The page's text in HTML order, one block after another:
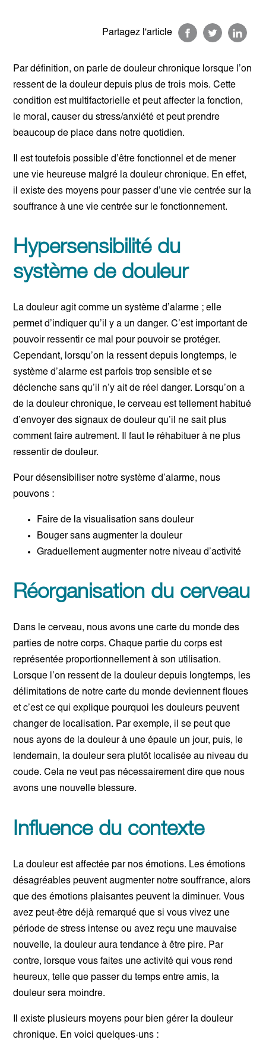
Partagez l'article
Par définition, on parle de douleur chronique lorsque l’on
ressent de la douleur depuis plus de trois mois. Cette
condition est multifactorielle et peut affecter la fonction,
le moral, causer du stress/anxiété et peut prendre
beaucoup de place dans notre quotidien.
Il est toutefois possible d’être fonctionnel et de mener
une vie heureuse malgré la douleur chronique. En effet,
il existe des moyens pour passer d’une vie centrée sur la
souffrance à une vie centrée sur le fonctionnement.
Hypersensibilité du
système de douleur
La douleur agit comme un système d’alarme ; elle
permet d’indiquer qu’il y a un danger. C’est important de
pouvoir ressentir ce mal pour pouvoir se protéger.
Cependant, lorsqu’on la ressent depuis longtemps, le
système d’alarme est parfois trop sensible et se
déclenche sans qu’il n’y ait de réel danger. Lorsqu’on a
de la douleur chronique, le cerveau est tellement habitué
d’envoyer des signaux de douleur qu’il ne sait plus
comment faire autrement. Il faut le réhabituer à ne plus
ressentir de douleur.
Pour désensibiliser notre système d’alarme, nous
pouvons :
Faire de la visualisation sans douleur
Bouger sans augmenter la douleur
Graduellement augmenter notre niveau d’activité
Réorganisation du cerveau
Dans le cerveau, nous avons une carte du monde des
parties de notre corps. Chaque partie du corps est
représentée proportionnellement à son utilisation.
Lorsque l’on ressent de la douleur depuis longtemps, les
délimitations de notre carte du monde deviennent floues
et c’est ce qui explique pourquoi les douleurs peuvent
changer de localisation. Par exemple, il se peut que
nous ayons de la douleur à une épaule un jour, puis, le
lendemain, la douleur sera plutôt localisée au niveau du
coude. Cela ne veut pas nécessairement dire que nous
avons une nouvelle blessure.
Influence du contexte
La douleur est affectée par nos émotions. Les émotions
désagréables peuvent augmenter notre souffrance, alors
que des émotions plaisantes peuvent la diminuer. Vous
avez peut-être déjà remarqué que si vous vivez une
période de stress intense ou avez reçu une mauvaise
nouvelle, la douleur aura tendance à être pire. Par
contre, lorsque vous faites une activité qui vous rend
heureux, telle que passer du temps entre amis, la
douleur sera moindre.
Il existe plusieurs moyens pour bien gérer la douleur
chronique. En voici quelques-uns :